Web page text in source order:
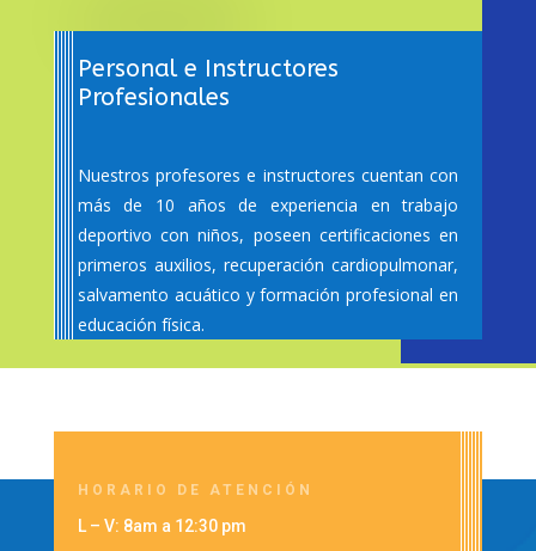
Personal e Instructores
Profesionales
Nuestros profesores e instructores cuentan con
más de 10 años de experiencia en trabajo
deportivo con niños, poseen certificaciones en
primeros auxilios, recuperación cardiopulmonar,
salvamento acuático y formación profesional en
educación física.
HORARIO DE ATENCIÓN
L – V: 8am a 12:30 pm